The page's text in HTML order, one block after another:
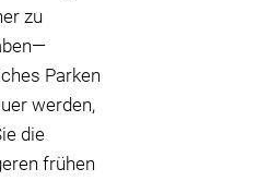
zu
Parken
werden,
die
frühen